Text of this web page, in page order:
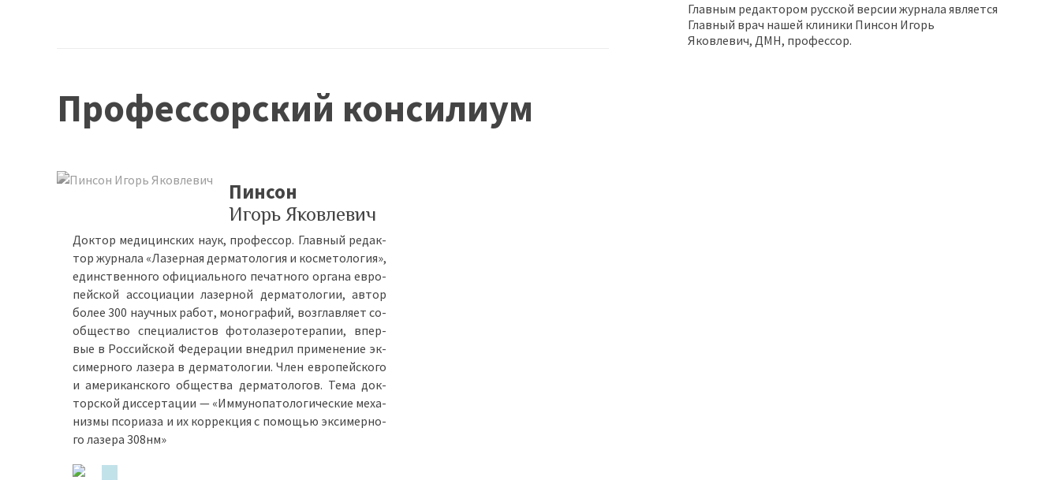
Профессорский консилиум
Пинсон
Игорь Яковлевич
Док­тор ме­ди­цин­ских на­ук, про­фес­сор. Глав­ный ре­дак­
тор жур­на­ла «Ла­зер­ная дер­ма­то­ло­гия и кос­ме­то­ло­гия»,
един­ствен­но­го офи­ци­аль­но­го пе­чат­но­го ор­га­на ев­ро­
пей­ской ас­со­ци­а­ции ла­зер­ной дер­ма­то­ло­гии, ав­тор
бо­лее 300 на­уч­ных ра­бот, мо­но­гра­фий, воз­глав­ля­ет со­
об­ще­ство спе­ци­а­ли­стов фо­то­ла­зе­ро­те­ра­пии, впер­
вые в Рос­сий­ской Фе­де­ра­ции внед­рил при­ме­не­ние эк­
си­мер­но­го ла­зе­ра в дер­ма­то­ло­гии. Член ев­ро­пей­ско­го
и аме­ри­кан­ско­го об­ще­ства дер­ма­то­ло­гов. Те­ма док­
тор­ской дис­сер­та­ции — «Им­му­но­па­то­ло­ги­че­ские ме­ха­
низ­мы псо­ри­а­за и их кор­рек­ция с по­мо­щью эк­си­мер­но­
го ла­зе­ра 308нм»
Главным редактором русской версии журнала является
Главный врач нашей клиники Пинсон Игорь
Яковлевич, ДМН, профессор.